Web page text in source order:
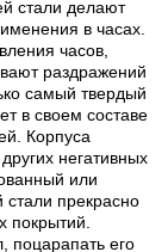
стали делают
в часах.
часов,
раздражений
самый твердый
в своем составе
Корпуса
негативных
или
прекрасно
покрытий.
поцарапать его